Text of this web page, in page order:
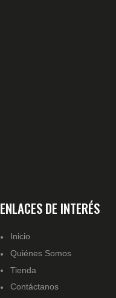
ENLACES DE INTERÉS
Inicio
Quiénes Somos
Tienda
Contáctanos